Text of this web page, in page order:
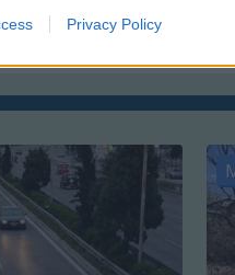
Privacy Policy